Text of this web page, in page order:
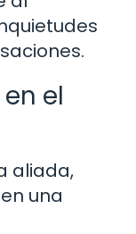
el
aliada,
una